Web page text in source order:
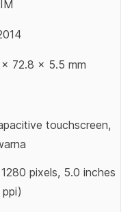
72.8 x 5.5 mm
touchscreen,
pixels, 5.0 inches